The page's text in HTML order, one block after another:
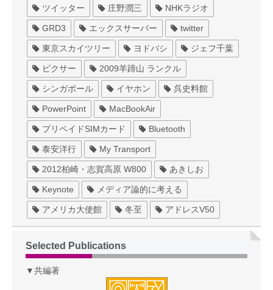
ツイッター 庄野潤三 NHKラジオ
GRD3 エックスサーバー twitter
東京スカイツリー ヨドバシ ジェフ千葉
ピクサー 2009羊蹄山 ランクル
シンガポール イヤホン 呉史料館
PowerPoint MacBookAir
プリペイドSIMカード Bluetooth
泰安洋行 My Transport
2012柏崎・志賀高原 W800 あきしお
Keynote メディア論的に考える
アメリカ大使館 冬至 アドレスV50
Selected Publications
▼共編著